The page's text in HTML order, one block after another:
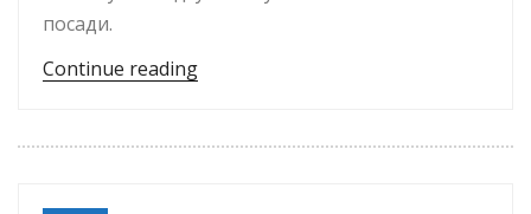
посади.
Continue reading“Звільнення лікаря загальної